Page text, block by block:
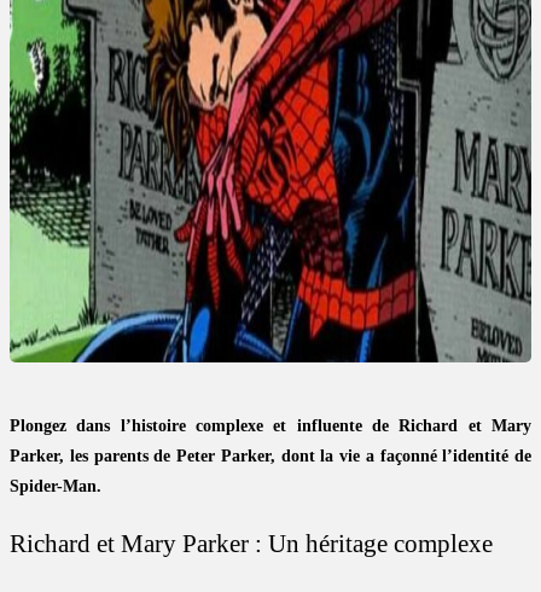
Plongez dans l’histoire complexe et influente de Richard et Mary
Parker, les parents de Peter Parker, dont la vie a façonné l’identité de
Spider-Man.
Richard et Mary Parker : Un héritage complexe